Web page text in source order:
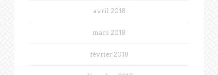
avril 2018
mars 2018
février 2018